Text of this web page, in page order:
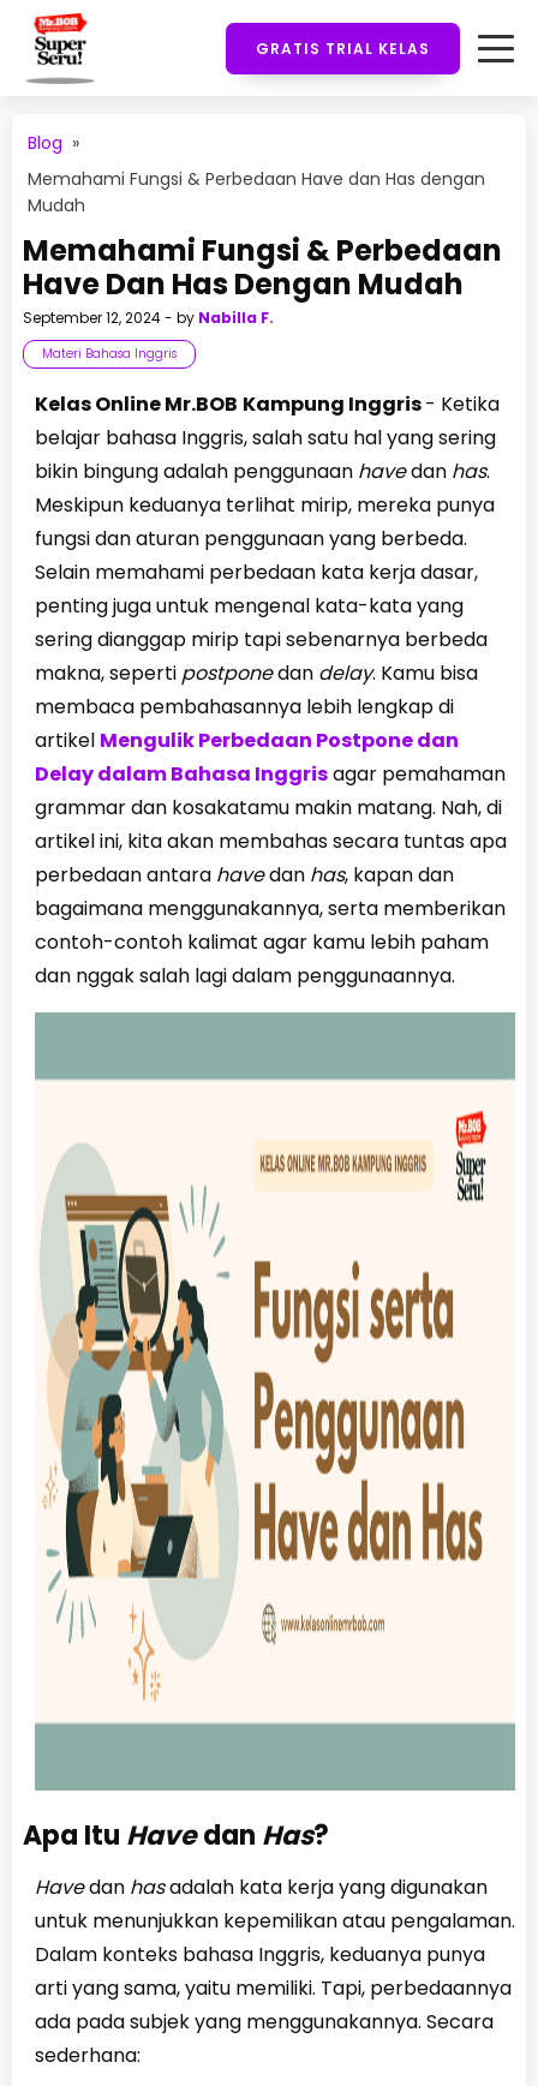
GRATIS TRIAL KELAS
Blog »
Memahami Fungsi & Perbedaan Have dan Has dengan
Mudah
Memahami Fungsi & Perbedaan
Have Dan Has Dengan Mudah
September 12, 2024- by Nabilla F.
Materi Bahasa Inggris
Kelas Online Mr.BOB Kampung Inggris- Ketika
belajar bahasa Inggris, salah satu hal yang sering
bikin bingung adalah penggunaan havedan has.
Meskipun keduanya terlihat mirip, mereka punya
fungsi dan aturan penggunaan yang berbeda.
Selain memahami perbedaan kata kerja dasar,
penting juga untuk mengenal kata-kata yang
sering dianggap mirip tapi sebenarnya berbeda
makna, seperti postponedan delay. Kamu bisa
membaca pembahasannya lebih lengkap di
artikel Mengulik Perbedaan Postpone dan
Delay dalam Bahasa Inggrisagar pemahaman
grammar dan kosakatamu makin matang. Nah, di
artikel ini, kita akan membahas secara tuntas apa
perbedaan antara havedan has, kapan dan
bagaimana menggunakannya, serta memberikan
contoh-contoh kalimat agar kamu lebih paham
dan nggak salah lagi dalam penggunaannya.
Apa Itu Havedan Has?
Havedan hasadalah kata kerja yang digunakan
untuk menunjukkan kepemilikan atau pengalaman.
Dalam konteks bahasa Inggris, keduanya punya
arti yang sama, yaitu memiliki. Tapi, perbedaannya
ada pada subjek yang menggunakannya. Secara
sederhana: